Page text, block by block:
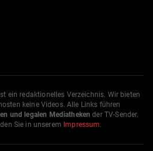
ein redaktionelles Verzeichnis. Wir bieten
keine Videos. Alle Links führen
und legalen Mediatheken der TV-Sender.
Sie in unserem Impressum.